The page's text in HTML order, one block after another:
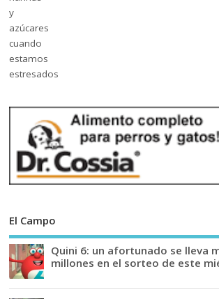
El Campo
Quini 6: un afortunado se lleva
millones en el sorteo de este